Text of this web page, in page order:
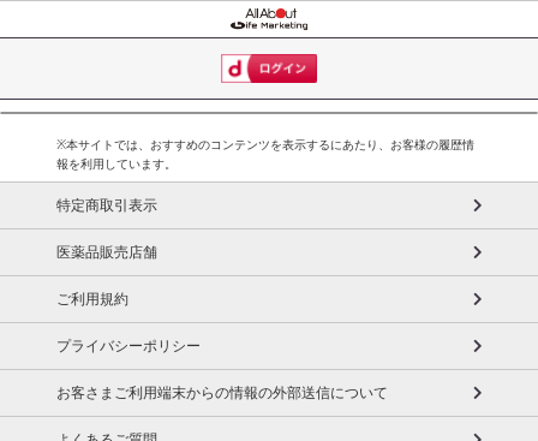
※本サイトでは、おすすめのコンテンツを表示するにあたり、お客様の履歴情
報を利用しています。
特定商取引表示
医薬品販売店舗
ご利用規約
プライバシーポリシー
お客さまご利用端末からの情報の外部送信について